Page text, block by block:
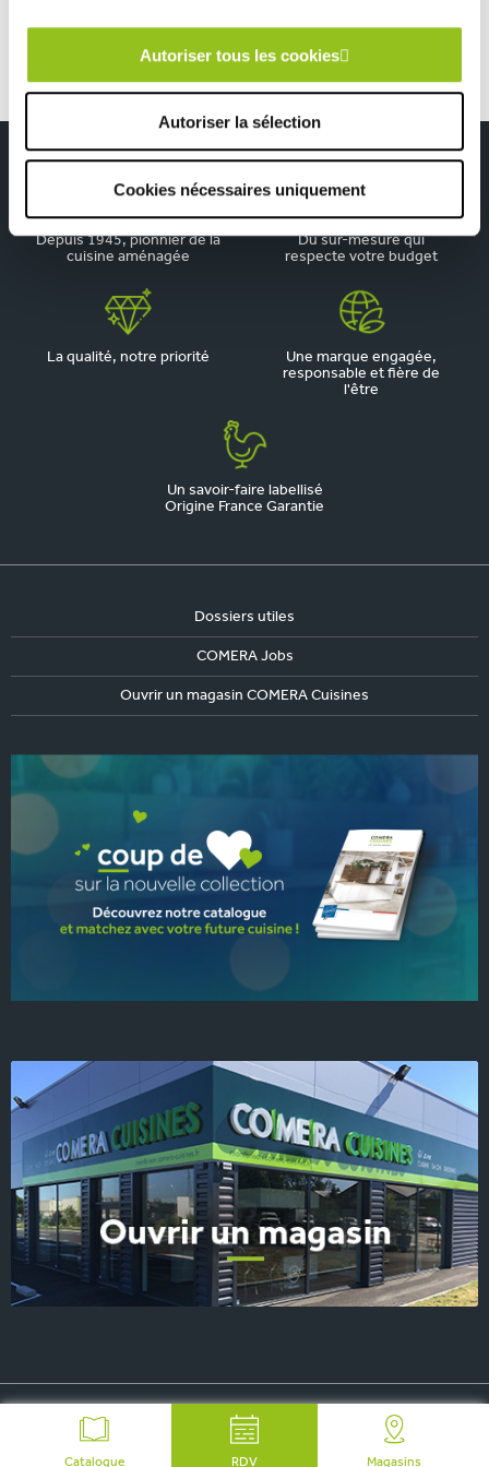
Autoriser tous les cookies
Autoriser la sélection
Cookies nécessaires uniquement
Catalogue RDV Magasins
Depuis 1945, pionnier de la
cuisine aménagée
Du sur-mesure qui
respecte votre budget
La qualité, notre priorité
Une marque engagée,
responsable et fière de
l'être
Un savoir-faire labellisé
Origine France Garantie
Dossiers utiles
COMERA Jobs
Ouvrir un magasin COMERA Cuisines
© 2026 COMERA Cuisines, tous droits réservés Plan du site
-FAQ